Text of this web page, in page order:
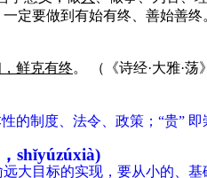
一定要做到有始有终、善始善终
鲜克有终。 （《诗经·大雅·荡
的制度、法令、政策；“贵”
shǐyúzúxià)
大目标的实现，要从小的、